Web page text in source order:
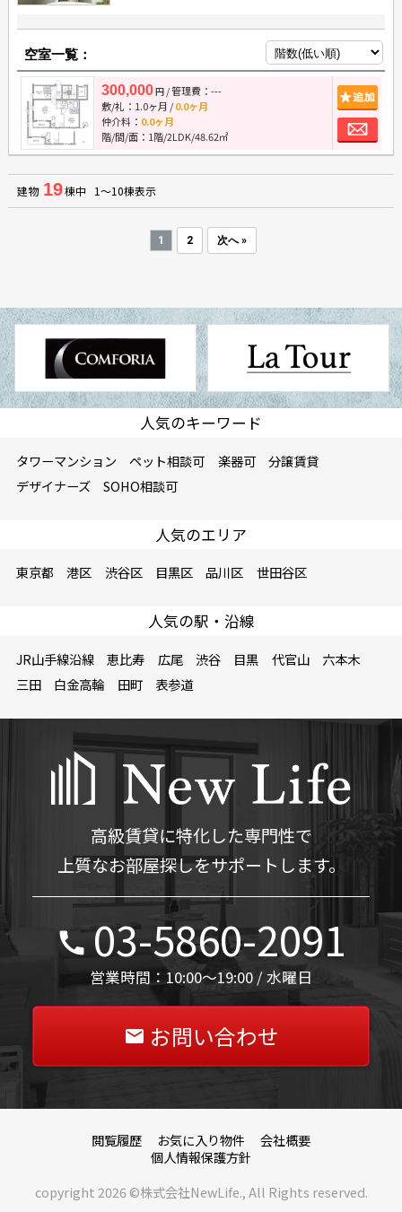
空室一覧：
300,000円/ 管理費：---
敷/礼： 1.0ヶ月 /0.0ヶ月
仲介料： 0.0ヶ月
階/間/面：1階/2LDK/48.62㎡
お
建物 19棟中 1～10棟表示
1 2 次へ »
人気のキーワード
タワーマンション ペット相談可 楽器可
分譲賃貸
デザイナーズ
SOHO相談可
人気のエリア
東京都 港区 渋谷区 目黒区 品川区 世田谷区
人気の駅・沿線
JR山手線沿線 恵比寿 広尾 渋谷 目黒 代官山
六本木
三田
白金高輪 田町 表参道
高級賃貸に特化した専門性で
上質なお部屋探しをサポートします。
03-5860-2091
営業時間：10:00～19:00 / 水曜日
お問い合わせ
閲覧履歴 お気に入り物件
会社概要
個人情報保護方針
copyright2026 ©株式会社NewLife., All Rights reserved.